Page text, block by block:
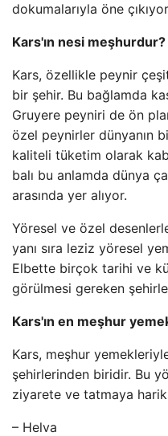
dokumalarıyla öne
Kars'ın nesi meşhurdur?
Kars, özellikle peynir
bir şehir. Bu bağlamda
Gruyere peyniri de ön
özel peynirler dünyanın
kaliteli tüketim olarak
balı bu anlamda dünya
arasında yer alıyor.
Yöresel ve özel
yanı sıra leziz yöresel
Elbette birçok tarihi ve
görülmesi gereken
Kars'ın en meşhur
Kars, meşhur
şehirlerinden biridir. Bu
ziyarete ve tatmaya
– Helva